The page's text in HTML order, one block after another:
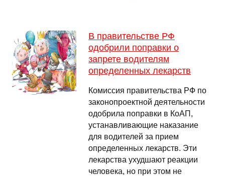
В правительстве РФ
одобрили поправки о
запрете водителям
определенных лекарств
Комиссия правительства РФ по
законопроектной деятельности
одобрила поправки в КоАП,
устанавливающие наказание
для водителей за прием
определенных лекарств. Эти
лекарства ухудшают реакции
человека, но при этом не